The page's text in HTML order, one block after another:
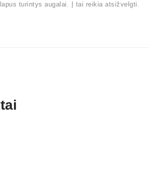
turintys augalai. Į tai reikia atsižvelgti.